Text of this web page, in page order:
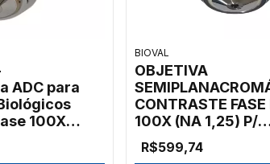
ADC para
100X
BIOVAL
OBJETIVA
CONTRASTE
100X (NA 1,25) P/
MICROSCÓPIOS
L2000
R$599,74